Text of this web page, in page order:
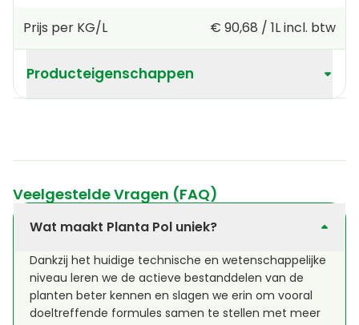
Prijs per KG/L € 90,68 / 1Lincl. btw
Producteigenschappen
Veelgestelde Vragen (FAQ)
Wat maakt Planta Pol uniek?
Dankzij het huidige technische en wetenschappelijke
niveau leren we de actieve bestanddelen van de
planten beter kennen en slagen we erin om vooral
doeltreffende formules samen te stellen met meer